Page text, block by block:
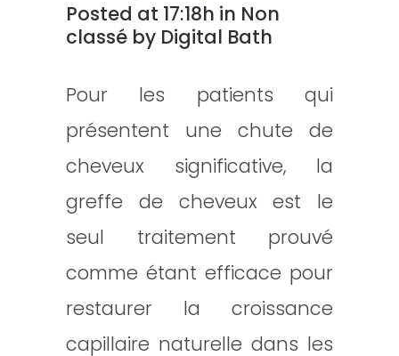
Posted at 17:18h in Non
classé by Digital Bath
Pour les patients qui
présentent une chute de
cheveux significative, la
greffe de cheveux est le
seul traitement prouvé
comme étant efficace pour
restaurer la croissance
capillaire naturelle dans les